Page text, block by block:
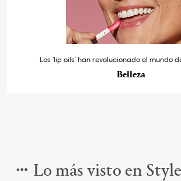
Los ‘lip oils’ han revolucionado el mundo
Belleza
Lo más visto en